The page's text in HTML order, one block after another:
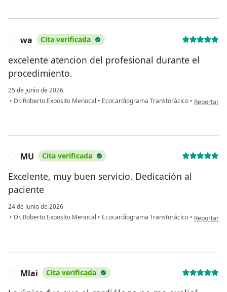
wa Cita verificada
excelente atencion del profesional durante el
procedimiento.
25 de junio de 2026
• Dr. Roberto Exposito Menocal • Ecocardiograma Transtorácico • en opinión
Reportar
MU Cita verificada
Excelente, muy buen servicio. Dedicación al
paciente
24 de junio de 2026
• Dr. Roberto Exposito Menocal • Ecocardiograma Transtorácico • en opinión
Reportar
Mlai Cita verificada